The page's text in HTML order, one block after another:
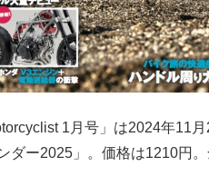
1月号」は2024年11
ダー2025」。価格は1210円